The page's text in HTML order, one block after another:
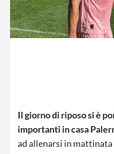
Il giorno di riposo si è
importanti in casa
ad allenarsi in mattinata